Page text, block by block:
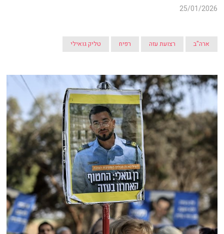
25/01/2026
ארה"ב רצועת עזה רפיח טליק גואילי